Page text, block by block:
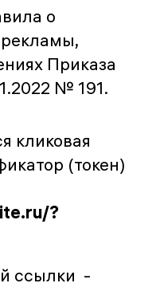
о
Приказа
№ 191.
кликовая
(токен)
?
ссылки -